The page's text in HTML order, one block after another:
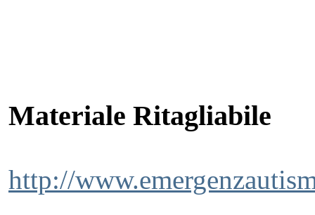
Materiale Ritagliabile
http://